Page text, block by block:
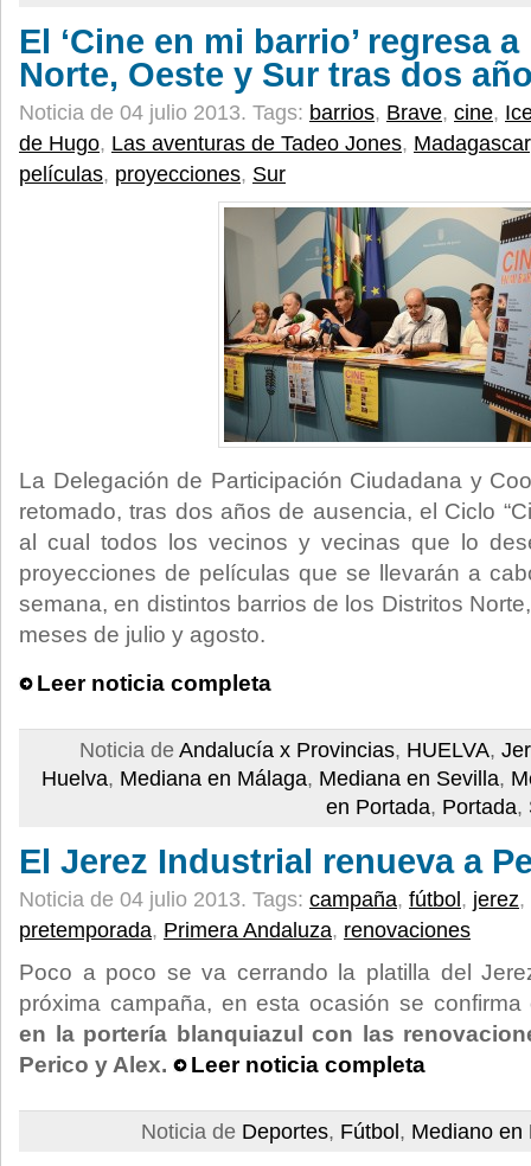
El ‘Cine en mi barrio’ regresa
Norte, Oeste y Sur tras dos
Noticia de 04 julio 2013. Tags: barrios, Brave, cine,
de Hugo, Las aventuras de Tadeo Jones, Madagascar
películas, proyecciones, Sur
La Delegación de Participación Ciudadana y
retomado, tras dos años de ausencia, el Ciclo
al cual todos los vecinos y vecinas que lo
proyecciones de películas que se llevarán a
semana, en distintos barrios de los Distritos
meses de julio y agosto.
Leer noticia completa
Noticia de Andalucía x Provincias, HUELVA,
Huelva, Mediana en Málaga, Mediana en Sevilla,
en Portada, Portada,
El Jerez Industrial renueva a
Noticia de 04 julio 2013. Tags: campaña, fútbol , jerez,
pretemporada, Primera Andaluza, renovaciones
Poco a poco se va cerrando la platilla del
próxima campaña, en esta ocasión se confirma
en la portería blanquiazul con las
Perico y Alex.
Leer noticia completa
Noticia de Deportes, Fútbol , Mediano en